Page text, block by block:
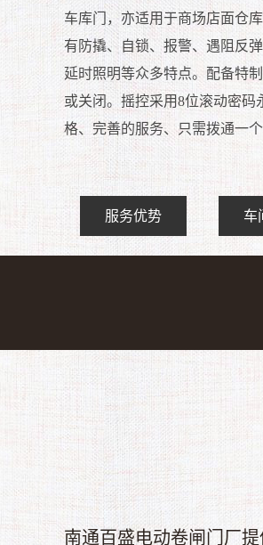
车库门，亦适用于商场店面仓
有防撬、自锁、报警、遇阻反
延时照明等众多特点。配备特
或关闭。摇控采用8位滚动密
格、完善的服务、只需拨通一
服务优势 车
南通百盛电动卷闸门厂